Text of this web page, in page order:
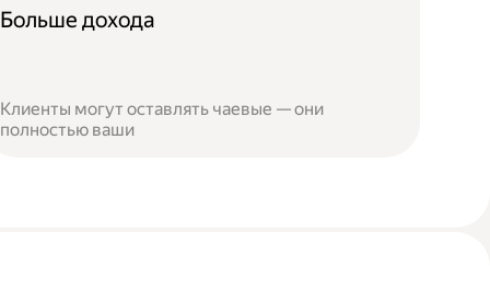
Больше дохода
Клиенты могут оставлять чаевые — они
полностью ваши